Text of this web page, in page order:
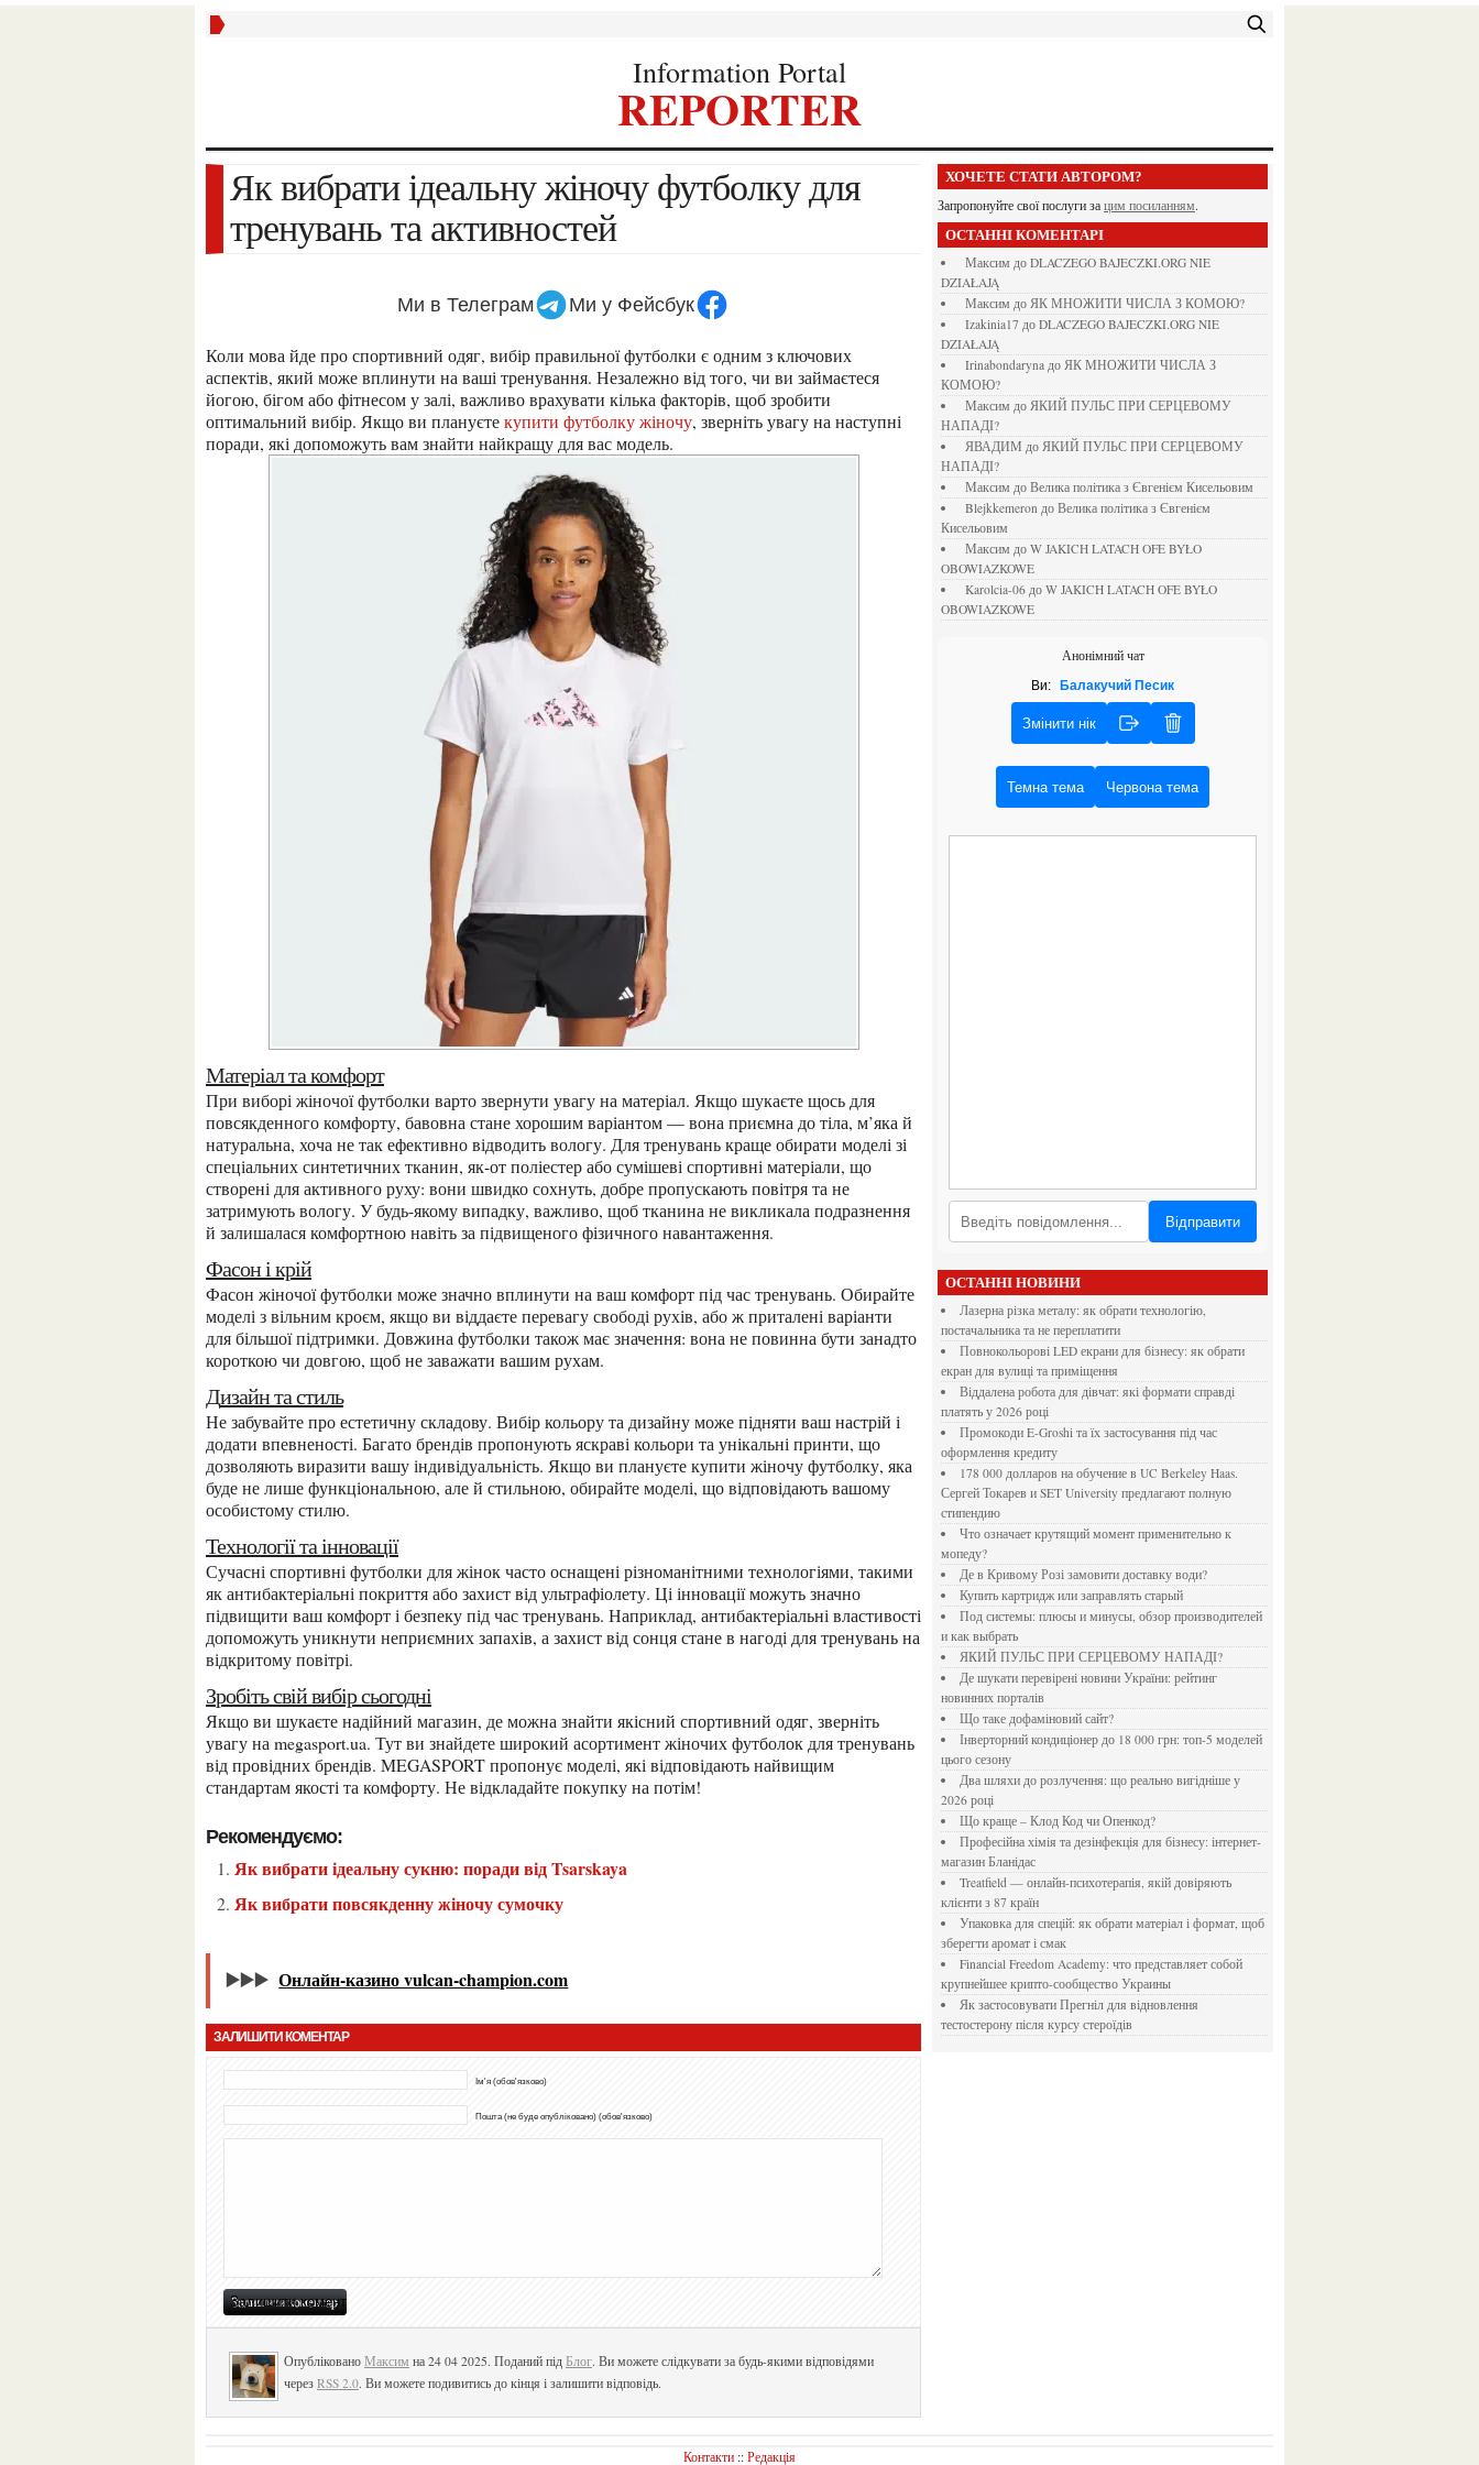
Information Portal
REPORTER
Як вибрати ідеальну жіночу футболку для
тренувань та активностей
Ми в Телеграм Ми у Фейсбук
Коли мова йде про спортивний одяг, вибір правильної футболки є одним з ключових
аспектів, який може вплинути на ваші тренування. Незалежно від того, чи ви займаєтеся
йогою, бігом або фітнесом у залі, важливо врахувати кілька факторів, щоб зробити
оптимальний вибір. Якщо ви плануєтекупити футболку жіночу, зверніть увагу на наступні
поради, які допоможуть вам знайти найкращу для вас модель.
Матеріал та комфорт
При виборі жіночої футболки варто звернути увагу на матеріал. Якщо шукаєте щось для
повсякденного комфорту, бавовна стане хорошим варіантом — вона приємна до тіла, м’яка й
натуральна, хоча не так ефективно відводить вологу. Для тренувань краще обирати моделі зі
спеціальних синтетичних тканин, як-от поліестер або сумішеві спортивні матеріали, що
створені для активного руху: вони швидко сохнуть, добре пропускають повітря та не
затримують вологу. У будь-якому випадку, важливо, щоб тканина не викликала подразнення
й залишалася комфортною навіть за підвищеного фізичного навантаження.
Фасон і крій
Фасон жіночої футболки може значно вплинути на ваш комфорт під час тренувань. Обирайте
моделі з вільним кроєм, якщо ви віддаєте перевагу свободі рухів, або ж приталені варіанти
для більшої підтримки. Довжина футболки також має значення: вона не повинна бути занадто
короткою чи довгою, щоб не заважати вашим рухам.
Дизайн та стиль
Не забувайте про естетичну складову. Вибір кольору та дизайну може підняти ваш настрій і
додати впевненості. Багато брендів пропонують яскраві кольори та унікальні принти, що
дозволяють виразити вашу індивідуальність. Якщо ви плануєте купити жіночу футболку, яка
буде не лише функціональною, але й стильною, обирайте моделі, що відповідають вашому
особистому стилю.
Технології та інновації
Сучасні спортивні футболки для жінок часто оснащені різноманітними технологіями, такими
як антибактеріальні покриття або захист від ультрафіолету. Ці інновації можуть значно
підвищити ваш комфорт і безпеку під час тренувань. Наприклад, антибактеріальні властивості
допоможуть уникнути неприємних запахів, а захист від сонця стане в нагоді для тренувань на
відкритому повітрі.
Зробіть свій вибір сьогодні
Якщо ви шукаєте надійний магазин, де можна знайти якісний спортивний одяг, зверніть
увагу на megasport.ua. Тут ви знайдете широкий асортимент жіночих футболок для тренувань
від провідних брендів. MEGASPORT пропонує моделі, які відповідають найвищим
стандартам якості та комфорту. Не відкладайте покупку на потім!
Рекомендуємо:
Як вибрати ідеальну сукню: поради від Tsarskaya
Як вибрати повсякденну жіночу сумочку
▶️▶️▶️ Онлайн-казино vulcan-champion.com
ЗАЛИШИТИ КОМЕНТАР
Ім'я (обов'язково)
Пошта (не буде опубліковано) (обов'язково)
Опубліковано Максим на 24 04 2025. Поданий під Блог. Ви можете слідкувати за будь-якими відповідями
через RSS 2.0. Ви можете подивитись до кінця і залишити відповідь.
ХОЧЕТЕ СТАТИ АВТОРОМ?
Запропонуйте свої послуги за цим посиланням.
ОСТАННІ КОМЕНТАРІ
Максим до DLACZEGO BAJECZKI.ORG NIE
DZIAŁAJĄ
Максим до ЯК МНОЖИТИ ЧИСЛА З КОМОЮ?
izakinia17 до DLACZEGO BAJECZKI.ORG NIE
DZIAŁAJĄ
irinabondarynaдо ЯК МНОЖИТИ ЧИСЛА З
КОМОЮ?
Максим до ЯКИЙ ПУЛЬС ПРИ СЕРЦЕВОМУ
НАПАДІ?
ЯВАДИМ до ЯКИЙ ПУЛЬС ПРИ СЕРЦЕВОМУ
НАПАДІ?
Максим до Велика політика з Євгенієм Кисельовим
blejkkemeronдо Велика політика з Євгенієм
Кисельовим
Максим до W JAKICH LATACH OFE BYŁO
OBOWIAZKOWE
karolcia-06до W JAKICH LATACH OFE BYŁO
OBOWIAZKOWE
Анонімний чат
Ви: Балакучий Песик
Змінити нік
Темна тема Червона тема
Відправити
ОСТАННІ НОВИНИ
Лазерна різка металу: як обрати технологію,
постачальника та не переплатити
Повнокольорові LED екрани для бізнесу: як обрати
екран для вулиці та приміщення
Віддалена робота для дівчат: які формати справді
платять у 2026 році
Промокоди E-Groshi та їх застосування під час
оформлення кредиту
178 000 долларов на обучение в UC Berkeley Haas.
Сергей Токарев и SET University предлагают полную
стипендию
Что означает крутящий момент применительно к
мопеду?
Де в Кривому Розі замовити доставку води?
Купить картридж или заправлять старый
Под системы: плюсы и минусы, обзор производителей
и как выбрать
ЯКИЙ ПУЛЬС ПРИ СЕРЦЕВОМУ НАПАДІ?
Де шукати перевірені новини України: рейтинг
новинних порталів
Що таке дофаміновий сайт?
Інверторний кондиціонер до 18 000 грн: топ-5 моделей
цього сезону
Два шляхи до розлучення: що реально вигідніше у
2026 році
Що краще – Клод Код чи Опенкод?
Професійна хімія та дезінфекція для бізнесу: інтернет-
магазин Бланідас
Treatfield — онлайн-психотерапія, якій довіряють
клієнти з 87 країн
Упаковка для спецій: як обрати матеріал і формат, щоб
зберегти аромат і смак
Financial Freedom Academy: что представляет собой
крупнейшее крипто-сообщество Украины
Як застосовувати Прегніл для відновлення
тестостерону після курсу стероїдів
Контакти ::Редакція